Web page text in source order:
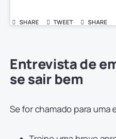
SHARE TWEET SHARE
Entrevista de
se sair bem
Se for chamado para